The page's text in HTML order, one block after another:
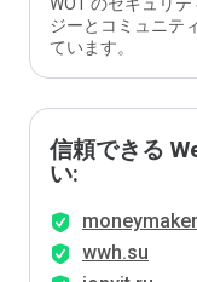
ジーとコミュニテ
ています。
信頼できる
い:
wwh.su